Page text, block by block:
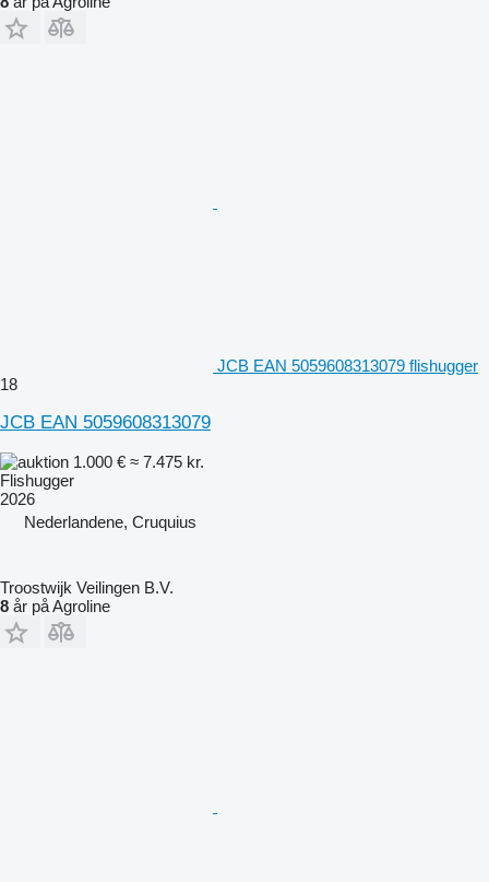
JCB EAN 5059608313079 flishugger
18
JCB EAN 5059608313079
1.000 € ≈ 7.475 kr.
Flishugger
2026
Nederlandene, Cruquius
Troostwijk Veilingen B.V.
8 år på Agroline